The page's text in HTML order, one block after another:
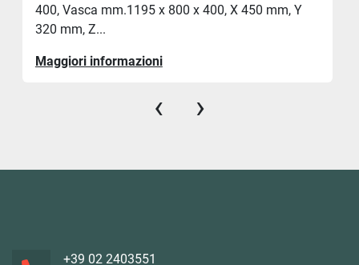
400, Vasca mm.1195 x 800 x 400, X 450 mm, Y
320 mm, Z...
Maggiori informazioni
‹ ›
+39 02 2403551